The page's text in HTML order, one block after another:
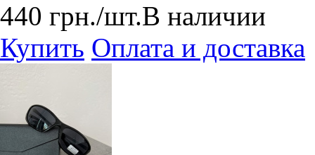
440 грн./шт.В наличии
Купить Оплата и доставка